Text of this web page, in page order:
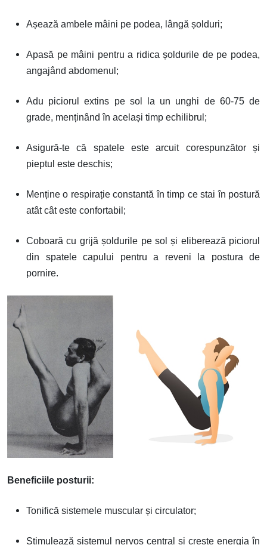
Așează ambele mâini pe podea, lângă șolduri;
Apasă pe mâini pentru a ridica șoldurile de pe podea,
angajând abdomenul;
Adu piciorul extins pe sol la un unghi de 60-75 de
grade, menținând în același timp echilibrul;
Asigură-te că spatele este arcuit corespunzător și
pieptul este deschis;
Menține o respirație constantă în timp ce stai în postură
atât cât este confortabil;
Coboară cu grijă șoldurile pe sol și eliberează piciorul
din spatele capului pentru a reveni la postura de
pornire.
Image
Beneficiile posturii:
Tonifică sistemele muscular și circulator;
Stimulează sistemul nervos central și crește energia în